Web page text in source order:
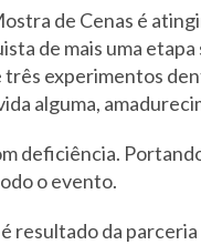
de Cenas é
de mais uma
experimentos
alguma,
deficiência.
o evento.
resultado da